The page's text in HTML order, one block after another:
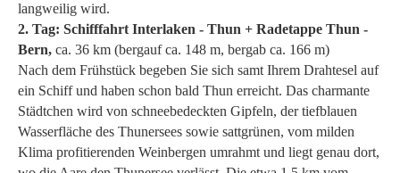
langweilig wird.
2. Tag: Schifffahrt Interlaken - Thun + Radetappe Thun -
Bern, ca. 36 km (bergauf ca. 148 m, bergab ca. 166 m)
Nach dem Frühstück begeben Sie sich samt Ihrem Drahtesel auf
ein Schiff und haben schon bald Thun erreicht. Das charmante
Städtchen wird von schneebedeckten Gipfeln, der tiefblauen
Wasserfläche des Thunersees sowie sattgrünen, vom milden
Klima profitierenden Weinbergen umrahmt und liegt genau dort,